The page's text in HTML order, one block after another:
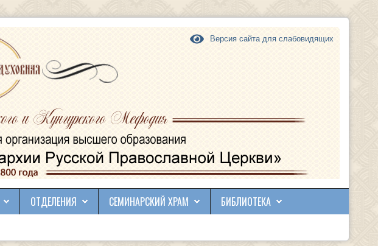
Версия сайта для слабовидящих
ОТДЕЛЕНИЯ СЕМИНАРСКИЙ ХРАМ БИБЛИОТЕКА